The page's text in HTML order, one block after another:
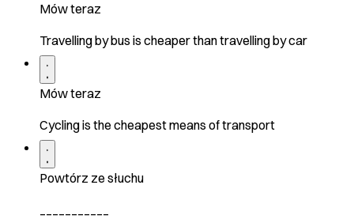
Mów teraz
Travelling by bus is cheaper than travelling by car
Mów teraz
Cycling is the cheapest means of transport
Powtórz ze słuchu